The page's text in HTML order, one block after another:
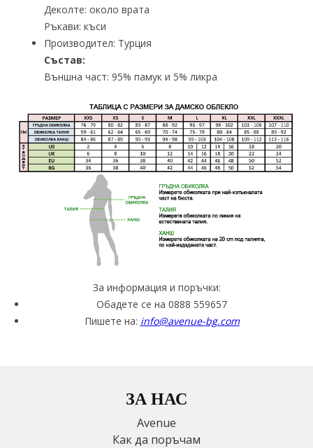
Деколте: около врата
Ръкави: къси
Производител: Турция
Състав:
Външна част: 95% памук и 5% ликра
За информация и поръчки:
Обадете се на 0888 559657
Пишете на: info@avenue-bg.com
ЗА НАС
Avenue
Как да поръчам